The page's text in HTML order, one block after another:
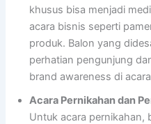
khusus bisa menjadi
acara bisnis seperti
produk. Balon yang
perhatian pengunjung
brand awareness di
Acara Pernikahan dan
Untuk acara pernikahan,